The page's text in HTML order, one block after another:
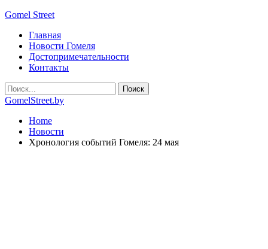
Gomel Street
Главная
Новости Гомеля
Достопримечательности
Контакты
GomelStreet.by
Home
Новости
Хронология событий Гомеля: 24 мая